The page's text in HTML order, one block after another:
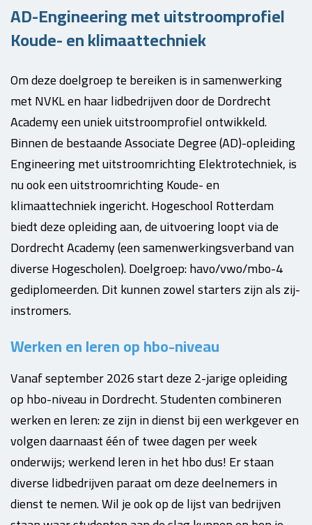
AD-Engineering met uitstroomprofiel
Koude- en klimaattechniek
Om deze doelgroep te bereiken is in samenwerking
met NVKL en haar lidbedrijven door de Dordrecht
Academy een uniek uitstroomprofiel ontwikkeld.
Binnen de bestaande Associate Degree (AD)-opleiding
Engineering met uitstroomrichting Elektrotechniek, is
nu ook een uitstroomrichting Koude- en
klimaattechniek ingericht. Hogeschool Rotterdam
biedt deze opleiding aan, de uitvoering loopt via de
Dordrecht Academy (een samenwerkingsverband van
diverse Hogescholen). Doelgroep: havo/vwo/mbo-4
gediplomeerden. Dit kunnen zowel starters zijn als zij-
instromers.
Werken en leren op hbo-niveau
Vanaf september 2026 start deze 2-jarige opleiding
op hbo-niveau in Dordrecht. Studenten combineren
werken en leren: ze zijn in dienst bij een werkgever en
volgen daarnaast één of twee dagen per week
onderwijs; werkend leren in het hbo dus! Er staan
diverse lidbedrijven paraat om deze deelnemers in
dienst te nemen. Wil je ook op de lijst van bedrijven